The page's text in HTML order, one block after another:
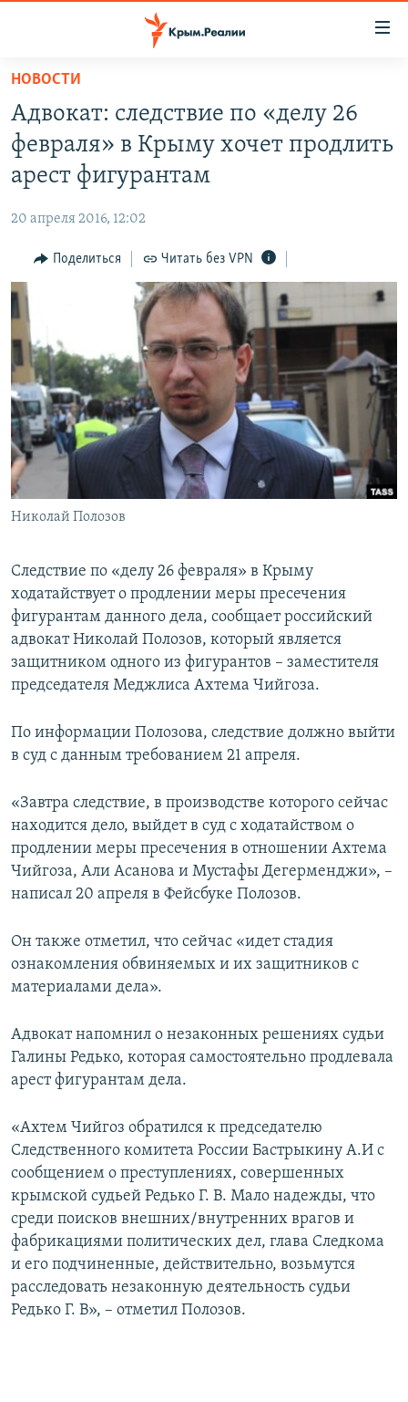
Вернуться
основному
содержанию
Вернутся
главной
навигации
Вернутся
поиску
СПЕЦПРОЕКТЫ
11 ЛЕТ ОККУПАЦИИ КРЫМА. 11 ИСТОРИЙ СОПРОТИВЛЕНИЯ
ВОДА
ЕЩЕ
ИНТЕРАКТИВ
ТЕЛЕПРОЕКТ КРЫМ.РЕАЛИИ
СОВЕТЫ ПРАВОЗАЩИТНИКОВ
ПРОПАВШИЕ БЕЗ ВЕСТИ
ПОБЕДИТЕЛЕЙ НЕ СУДЯТ?
КРЫМ.НЕПОКОРЕННЫЙ
УКРАИНСКАЯ ПРОБЛЕМА КРЫМА
РАДІО СВОБОДА
КАК ОБОЙТИ БЛОКИРОВКУ
Українською
Qırımtatar
ПРИСОЕДИНЯЙТЕСЬ!
НОВОСТИ
Адвокат: следствие по «делу 26
февраля» в Крыму хочет продлить
арест фигурантам
20 апреля 2016, 12:02
Поделиться Читать без VPN
Николай Полозов
Следствие по «делу 26 февраля» в Крыму
ходатайствует о продлении меры пресечения
фигурантам данного дела, сообщает российский
адвокат Николай Полозов, который является
защитником одного из фигурантов – заместителя
председателя Меджлиса Ахтема Чийгоза.
По информации Полозова, следствие должно выйти
в суд с данным требованием 21 апреля.
«Завтра следствие, в производстве которого сейчас
находится дело, выйдет в суд с ходатайством о
продлении меры пресечения в отношении Ахтема
Чийгоза, Али Асанова и Мустафы Дегерменджи», –
написал 20 апреля в Фейсбуке Полозов.
Он также отметил, что сейчас «идет стадия
ознакомления обвиняемых и их защитников с
материалами дела».
Адвокат напомнил о незаконных решениях судьи
Галины Редько, которая самостоятельно продлевала
арест фигурантам дела.
«Ахтем Чийгоз обратился к председателю
Следственного комитета России Бастрыкину А.И с
сообщением о преступлениях, совершенных
крымской судьей Редько Г. В. Мало надежды, что
среди поисков внешних/внутренних врагов и
фабрикациями политических дел, глава Следкома
и его подчиненные, действительно, возьмутся
расследовать незаконную деятельность судьи
Редько Г. В», – отметил Полозов.